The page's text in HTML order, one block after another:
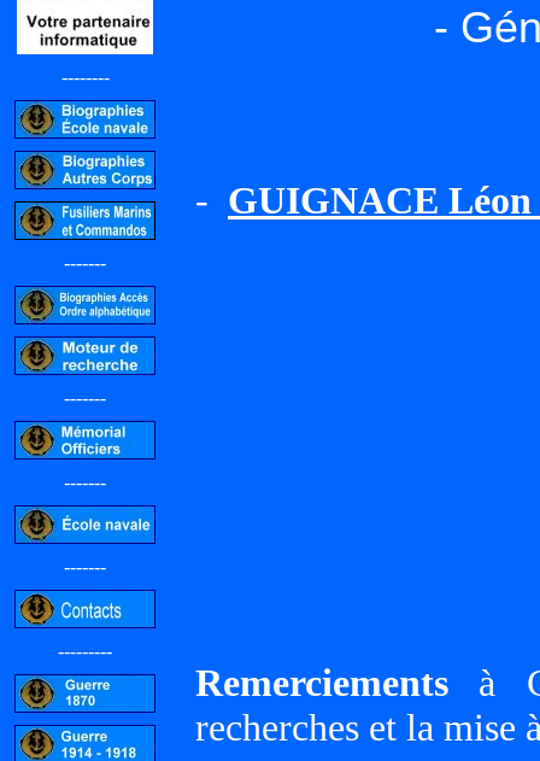
--------
-------
-------
-------
-------
---------
-
- GUIGNACE
Remerciements à
recherches et la mise